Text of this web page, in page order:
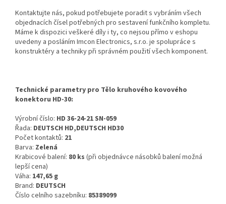
Kontaktujte nás, pokud potřebujete poradit s vybráním všech
objednacích čísel potřebných pro sestavení funkčního kompletu.
Máme k dispozici veškeré díly i ty, co nejsou přímo v eshopu
uvedeny a posláním Imcon Electronics, s.r.o. je spolupráce s
konstruktéry a techniky při správném použití všech komponent.
Technické parametry pro Tělo kruhového kovového
konektoru HD-30:
Výrobní číslo: HD 36-24-21 SN-059
Řada: DEUTSCH HD,DEUTSCH HD30
Počet kontaktů: 21
Barva: Zelená
Krabicové balení: 80 ks (při objednávce násobků balení možná
lepší cena)
Váha: 147,65 g
Brand: DEUTSCH
Číslo celního sazebníku: 85389099